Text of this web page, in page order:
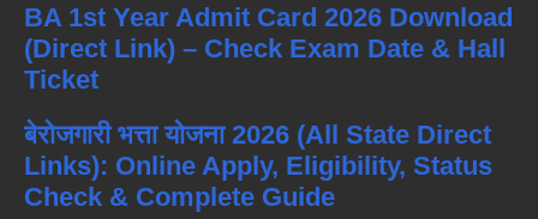
BA 1st Year Admit Card 2026 Download
(Direct Link) – Check Exam Date & Hall
Ticket
बेरोजगारी भत्ता योजना 2026 (All State Direct
Links): Online Apply, Eligibility, Status
Check & Complete Guide